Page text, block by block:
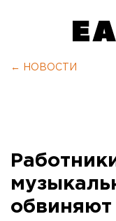
← НОВОСТИ
обвиняют